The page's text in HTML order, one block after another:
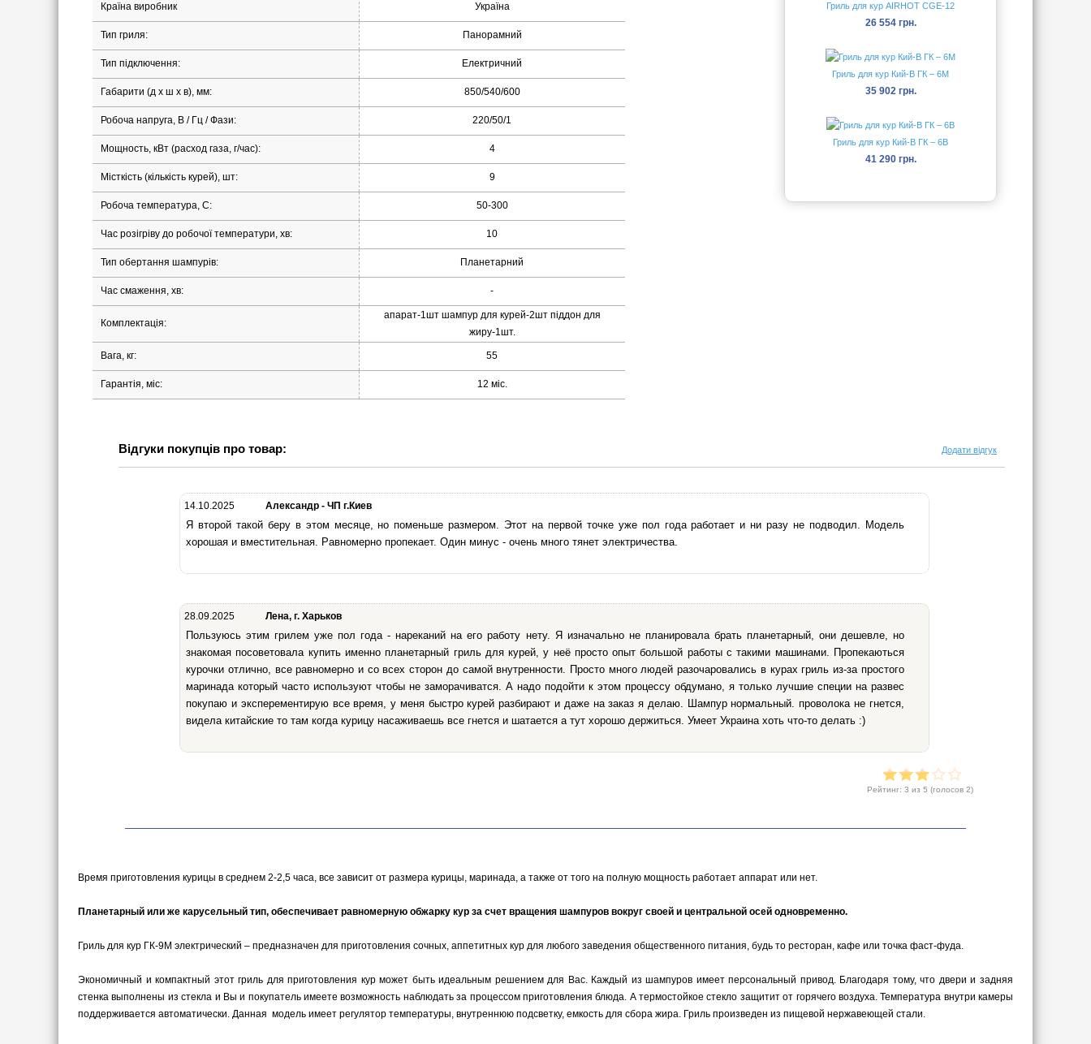
Країна виробник Україна
Тип гриля: Панорамний
Тип підключення: Електричний
Габарити (д х ш х в), мм: 850/540/600
Робоча напруга, В / Гц / Фази: 220/50/1
Мощность, кВт (расход газа, г/час): 4
Місткість (кількість курей), шт: 9
Робоча температура, С: 50-300
Час розігріву до робочої температури, хв: 10
Тип обертання шампурів: Планетарний
Час смаження, хв: -
Комплектація:
апарат-1шт шампур для курей-2шт піддон для
жиру-1шт.
Вага, кг: 55
Гарантія, міс: 12 міс.
Гриль для кур AIRHOT CGE-12
26 554 грн.
Гриль для кур Кий-В ГК – 6M
35 902 грн.
Гриль для кур Кий-В ГК – 6В
41 290 грн.
Відгуки покупців про товар: Додати відгук
14.10.2025 Александр - ЧП г.Киев
Я второй такой беру в этом месяце, но поменьше размером. Этот на первой точке уже пол года работает и ни разу не подводил. Модель
хорошая и вместительная. Равномерно пропекает. Один минус - очень много тянет электричества.
28.09.2025 Лена, г. Харьков
Пользуюсь этим грилем уже пол года - нареканий на его работу нету. Я изначально не планировала брать планетарный, они дешевле, но
знакомая посоветовала купить именно планетарный гриль для курей, у неё просто опыт большой работы с такими машинами. Пропекаються
курочки отлично, все равномерно и со всех сторон до самой внутренности. Просто много людей разочаровались в курах гриль из-за простого
маринада который часто используют чтобы не заморачиватся. А надо подойти к этом процессу обдумано, я только лучшие специи на развес
покупаю и эксперементирую все время, у меня быстро курей разбирают и даже на заказ я делаю. Шампур нормальный. проволока не гнется,
видела китайские то там когда курицу насаживаешь все гнется и шатается а тут хорошо держиться. Умеет Украина хоть что-то делать :)
Рейтинг: 3 из 5 (голосов 2)
Время приготовления курицы в среднем 2-2,5 часа, все зависит от размера курицы, маринада, а также от того на полную мощность работает аппарат или нет.
Планетарный или же карусельный тип, обеспечивает равномерную обжарку кур за счет вращения шампуров вокруг своей и центральной осей одновременно.
Гриль для кур ГК-9М электрический – предназначен для приготовления сочных, аппетитных кур для любого заведения общественного питания, будь то ресторан, кафе или точка фаст-фуда.
Экономичный и компактный этот гриль для приготовления кур может быть идеальным решением для Вас. Каждый из шампуров имеет персональный привод. Благодаря тому, что двери и задняя
стенка выполнены из стекла и Вы и покупатель имеете возможность наблюдать за процессом приготовления блюда. А термостойкое стекло защитит от горячего воздуха. Температура внутри камеры
поддерживается автоматически. Данная модель имеет регулятор температуры, внутреннюю подсветку, емкость для сбора жира. Гриль произведен из пищевой нержавеющей стали.